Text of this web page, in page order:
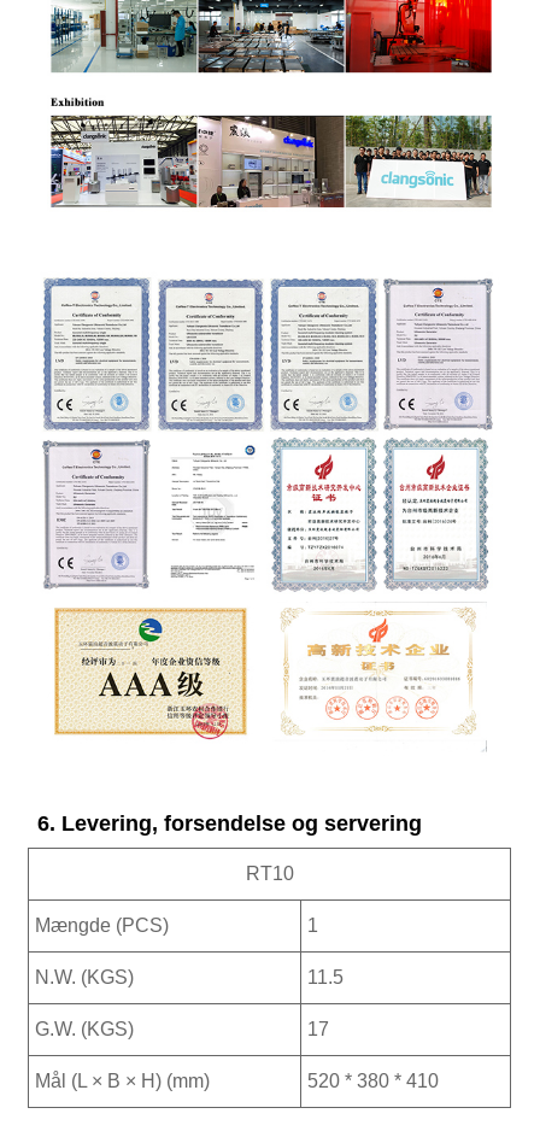
6. Levering, forsendelse og servering
RT10
Mængde (PCS) 1
N.W. (KGS) 11.5
G.W. (KGS) 17
Mål (L × B × H) (mm) 520 * 380 * 410